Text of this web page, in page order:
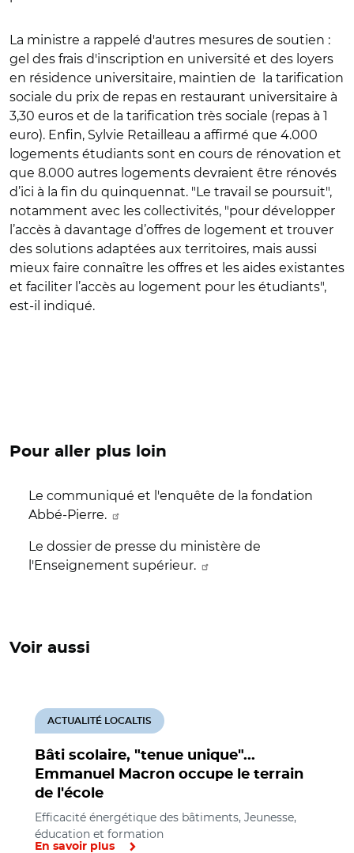
La ministre a rappelé d'autres mesures de soutien :
gel des frais d'inscription en université et des loyers
en résidence universitaire, maintien de
la tarification
sociale du prix de repas en restaurant universitaire à
3,30 euros et de la tarification très sociale (repas à 1
euro). Enfin, Sylvie Retailleau a affirmé que 4.000
logements étudiants sont en cours de rénovation et
que 8.000 autres logements devraient être rénovés
d’ici à la fin du quinquennat. "Le travail se poursuit",
notamment avec les collectivités, "pour développer
l’accès à davantage d’offres de logement et trouver
des solutions adaptées aux territoires, mais aussi
mieux faire connaître les offres et les aides existantes
et faciliter l’accès au logement pour les étudiants",
est-il indiqué.
Pour aller plus loin
Le communiqué et l'enquête de la fondation
Abbé-Pierre.
Le dossier de presse du ministère de
l'Enseignement supérieur.
Voir aussi
Bâti scolaire, "tenue unique"...
Emmanuel Macron occupe le terrain
de l'école
ACTUALITÉ LOCALTIS
Efficacité énergétique des bâtiments, Jeunesse,
éducation et formation
En savoir plus